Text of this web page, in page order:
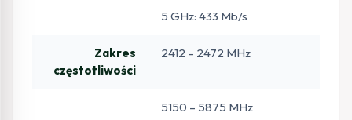
5 GHz: 433 Mb/s
Zakres
częstotliwości
2412 – 2472 MHz
5150 – 5875 MHz